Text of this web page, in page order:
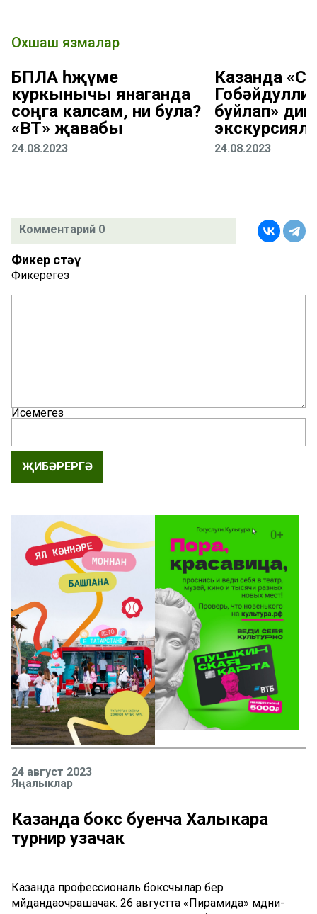
Охшаш язмалар
БПЛА һөҗүме
куркынычы янаганда
соңга калсам, ни була?
«ВТ» җавабы
24.08.2023
Казанда
буйлап» дип
24.08.2023
Комментарий 0
Фикер өстәү
Фикерегез
Исемегез
ҖИБӘРЕРГӘ
24 август 2023
Яңалыклар
Казанда бокс буенча Халыкара
турнир узачак
Казанда профессиональ боксчылар бер
мәйдандаочрашачак. 26 августта «Пирамида» мәдәни-